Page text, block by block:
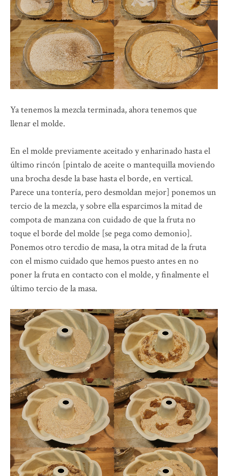
Ya tenemos la mezcla terminada, ahora tenemos que
llenar el molde.
En el molde previamente aceitado y enharinado hasta el
último rincón [pintalo de aceite o mantequilla moviendo
una brocha desde la base hasta el borde, en vertical.
Parece una tontería, pero desmoldan mejor] ponemos un
tercio de la mezcla, y sobre ella esparcimos la mitad de
compota de manzana con cuidado de que la fruta no
toque el borde del molde [se pega como demonio].
Ponemos otro tercdio de masa, la otra mitad de la fruta
con el mismo cuidado que hemos puesto antes en no
poner la fruta en contacto con el molde, y finalmente el
último tercio de la masa.